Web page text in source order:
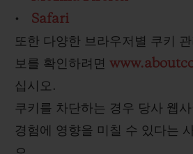
• Safari
또한 다양한 브라우저별 쿠키
보를 확인하려면
십시오.
쿠키를 차단하는 경우 당사 웹
경험에 영향을 미칠 수 있다는